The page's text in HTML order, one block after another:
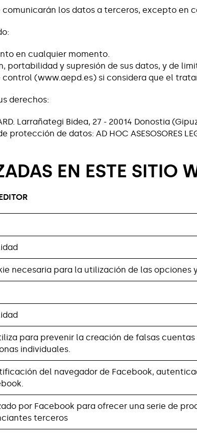
los datos a terceros, excepto en
en cualquier momento.
portabilidad y supresión de sus datos, y de
(www.aepd.es) si considera que el
derechos:
Larrañategi Bidea, 27 - 20014 Donostia
de datos: AD HOC ASESOSORES
EN ESTE SITIO
necesaria para la utilización de las opciones
para prevenir la creación de falsas
individuales.
del navegador de Facebook,
por Facebook para ofrecer una serie de
terceros